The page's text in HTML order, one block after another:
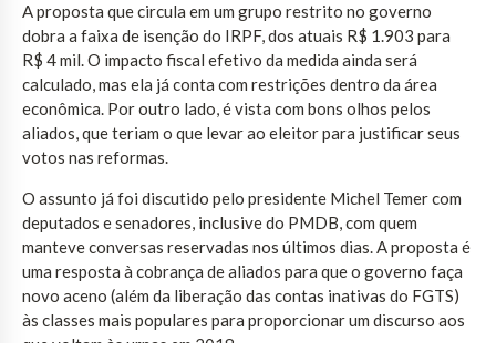
A proposta que circula em um grupo restrito no governo
dobra a faixa de isenção do IRPF, dos atuais R$ 1.903 para
R$ 4 mil. O impacto fiscal efetivo da medida ainda será
calculado, mas ela já conta com restrições dentro da área
econômica. Por outro lado, é vista com bons olhos pelos
aliados, que teriam o que levar ao eleitor para justificar seus
votos nas reformas.
O assunto já foi discutido pelo presidente Michel Temer com
deputados e senadores, inclusive do PMDB, com quem
manteve conversas reservadas nos últimos dias. A proposta é
uma resposta à cobrança de aliados para que o governo faça
novo aceno (além da liberação das contas inativas do FGTS)
às classes mais populares para proporcionar um discurso aos